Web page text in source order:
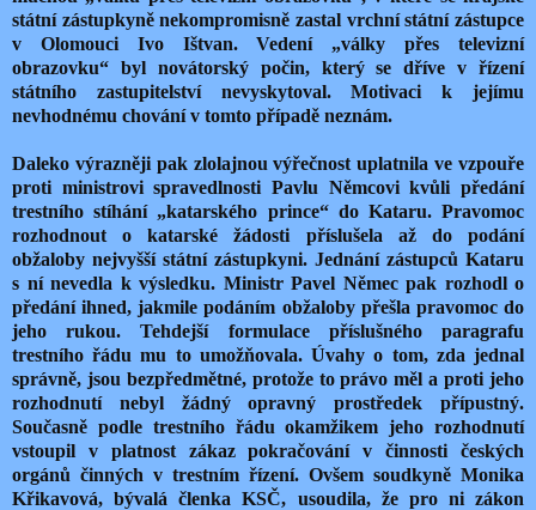
státní zástupkyně nekompromisně zastal vrchní státní zástupce
v Olomouci Ivo Ištvan. Vedení „války přes televizní
obrazovku“ byl novátorský počin, který se dříve v řízení
státního zastupitelství nevyskytoval. Motivaci k jejímu
nevhodnému chování v tomto případě neznám.
Daleko výrazněji pak zlolajnou výřečnost uplatnila ve vzpouře
proti ministrovi spravedlnosti Pavlu Němcovi kvůli předání
trestního stíhání „katarského prince“ do Kataru. Pravomoc
rozhodnout o katarské žádosti příslušela až do podání
obžaloby nejvyšší státní zástupkyni. Jednání zástupců Kataru
s ní nevedla k výsledku. Ministr Pavel Němec pak rozhodl o
předání ihned, jakmile podáním obžaloby přešla pravomoc do
jeho rukou. Tehdejší formulace příslušného paragrafu
trestního řádu mu to umožňovala. Úvahy o tom, zda jednal
správně, jsou bezpředmětné, protože to právo měl a proti jeho
rozhodnutí nebyl žádný opravný prostředek přípustný.
Současně podle trestního řádu okamžikem jeho rozhodnutí
vstoupil v platnost zákaz pokračování v činnosti českých
orgánů činných v trestním řízení. Ovšem soudkyně Monika
Křikavová, bývalá členka KSČ, usoudila, že pro ni zákon